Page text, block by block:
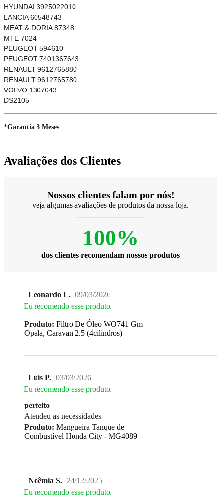
HYUNDAI 3925022010
LANCIA 60548743
MEAT & DORIA 87348
MTE 7024
PEUGEOT 594610
PEUGEOT 7401367643
RENAULT 9612765880
RENAULT 9612765780
VOLVO 1367643
DS2105
*Garantia 3 Meses
Avaliações dos Clientes
Nossos clientes falam por nós!
veja algumas avaliações de produtos da nossa loja.
100%
dos clientes recomendam nossos produtos
Leonardo L. 09/03/2026
Eu recomendo esse produto.
Produto: Filtro De Óleo WO741 Gm
Opala, Caravan 2.5 (4cilindros)
Luís P. 03/03/2026
Eu recomendo esse produto.
perfeito
Atendeu as necessidades
Produto: Mangueira Tanque de
Combustível Honda City - MG4089
Noêmia S. 24/12/2025
Eu recomendo esse produto.